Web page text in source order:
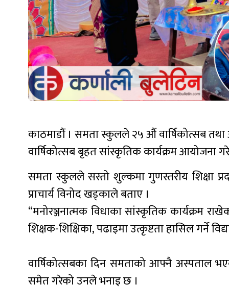
काठमाडौं । समता स्कुलले २५ औं वार्षिकोत्सब
वार्षिकोत्सब बृहत सांस्कृतिक कार्यक्रम आयोजना
समता स्कुलले सस्तो शुल्कमा गुणस्तरीय शिक्षा
प्राचार्य विनोद खड्काले बताए ।
“मनोरञ्जनात्मक विधाका सांस्कृतिक कार्यक्रम
शिक्षक-शिक्षिका, पढाइमा उत्कृष्टता हासिल गर्ने
वार्षिकोत्सबका दिन समताको आफ्नै अस्पताल
समेत गरेको उनले भनाइ छ ।